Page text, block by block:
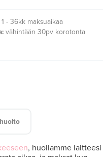
- 36kk maksuaikaa
vähintään 30pv korotonta
, huollamme laitteesi